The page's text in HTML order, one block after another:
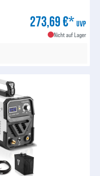
273,69 €* UVP
Nicht auf Lager